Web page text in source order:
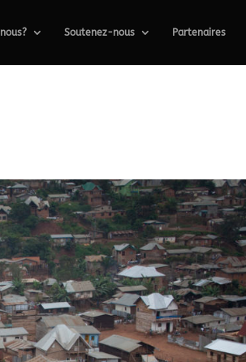
Soutenez-nous Partenaires